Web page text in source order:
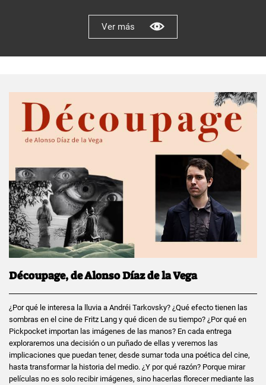
Ver más
Découpage, de Alonso Díaz de la Vega
¿Por qué le interesa la lluvia a Andréi Tarkovsky? ¿Qué efecto tienen las
sombras en el cine de Fritz Lang y qué dicen de su tiempo? ¿Por qué en
Pickpocket importan las imágenes de las manos? En cada entrega
exploraremos una decisión o un puñado de ellas y veremos las
implicaciones que puedan tener, desde sumar toda una poética del cine,
hasta transformar la historia del medio. ¿Y por qué razón? Porque mirar
películas no es solo recibir imágenes, sino hacerlas florecer mediante las